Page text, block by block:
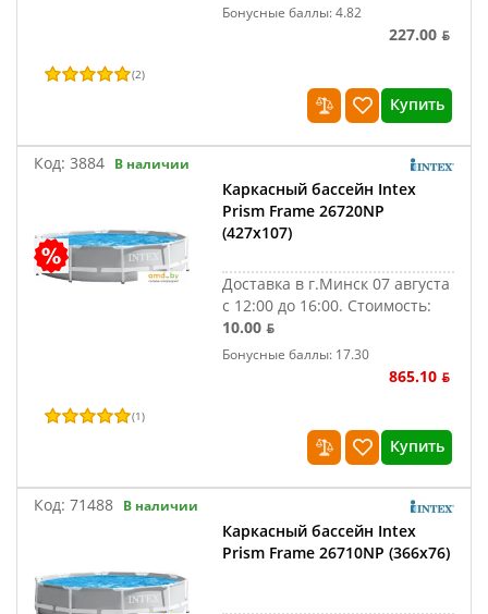
Бонусные баллы: 4.82
227.00 ƃ
(2)
Купить
Код: 3884 В наличии
Каркасный бассейн Intex
Prism Frame 26720NP
(427х107)
Доставка в г.Минск 07 августа
с 12:00 до 16:00. Стоимость:
10.00 ƃ
Бонусные баллы: 17.30
865.10 ƃ
(1)
Купить
Код: 71488 В наличии
Каркасный бассейн Intex
Prism Frame 26710NP (366х76)